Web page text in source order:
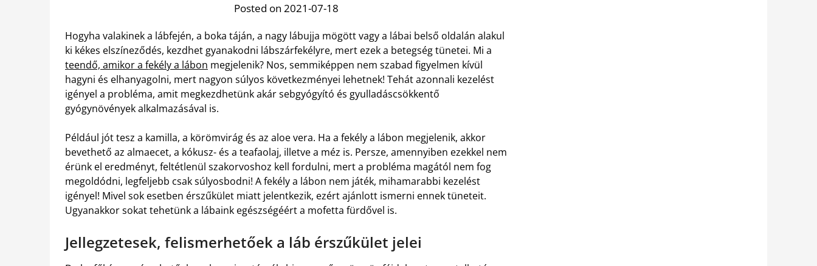
Posted on 2021-07-18
Hogyha valakinek a lábfején, a boka táján, a nagy lábujja mögött vagy a lábai belső oldalán alakul
ki kékes elszíneződés, kezdhet gyanakodni lábszárfekélyre, mert ezek a betegség tünetei. Mi a
teendő, amikor a fekély a lábon megjelenik? Nos, semmiképpen nem szabad figyelmen kívül
hagyni és elhanyagolni, mert nagyon súlyos következményei lehetnek! Tehát azonnali kezelést
igényel a probléma, amit megkezdhetünk akár sebgyógyító és gyulladáscsökkentő
gyógynövények alkalmazásával is.
Például jót tesz a kamilla, a körömvirág és az aloe vera. Ha a fekély a lábon megjelenik, akkor
bevethető az almaecet, a kókusz- és a teafaolaj, illetve a méz is. Persze, amennyiben ezekkel nem
érünk el eredményt, feltétlenül szakorvoshoz kell fordulni, mert a probléma magától nem fog
megoldódni, legfeljebb csak súlyosbodni! A fekély a lábon nem játék, mihamarabbi kezelést
igényel! Mivel sok esetben érszűkület miatt jelentkezik, ezért ajánlott ismerni ennek tüneteit.
Ugyanakkor sokat tehetünk a lábaink egészségéért a mofetta fürdővel is.
Jellegzetesek, felismerhetőek a láb érszűkület jelei